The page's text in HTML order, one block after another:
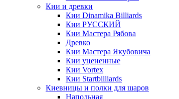
Кии и древки
Кии Dinamika Billiards
Кии РУССКИЙ
Кии Мастера Рябова
Древко
Кии Мастера Якубовича
Кии уцененные
Кии Vortex
Кии Startbilliards
Киевницы и полки для шаров
Напольная